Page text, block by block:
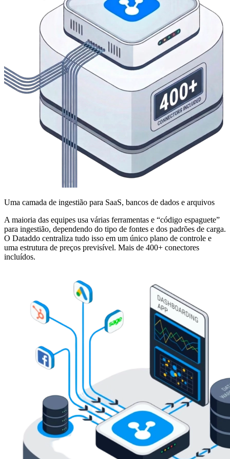
Uma camada de ingestião para SaaS, bancos de dados e arquivos
A maioria das equipes usa várias ferramentas e “código espaguete”
para ingestião, dependendo do tipo de fontes e dos padrões de carga.
O Dataddo centraliza tudo isso em um único plano de controle e
uma estrutura de preços previsível. Mais de 400+ conectores
incluídos.